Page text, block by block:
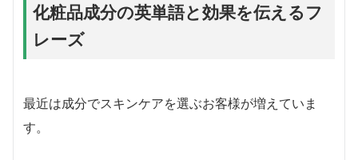
化粧品成分の英単語と効果を伝えるフ
レーズ
最近は成分でスキンケアを選ぶお客様が増えていま
す。